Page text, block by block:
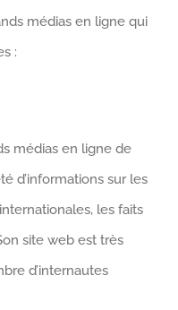
médias en ligne qui
:
médias en ligne de
d’informations sur les
les faits
site web est très
d’internautes